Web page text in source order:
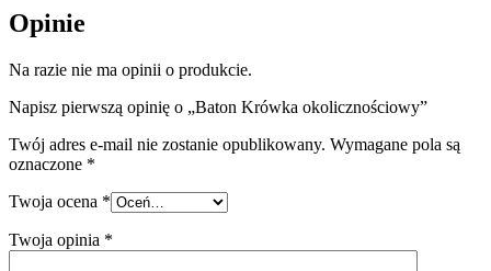
Opinie
Na razie nie ma opinii o produkcie.
Napisz pierwszą opinię o „Baton Krówka okolicznościowy”
Twój adres e-mail nie zostanie opublikowany. Wymagane pola są
oznaczone *
Twoja ocena *
Twoja opinia *